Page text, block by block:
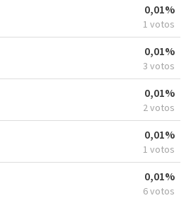
0,01%
1 votos
0,01%
3 votos
0,01%
2 votos
0,01%
1 votos
0,01%
6 votos